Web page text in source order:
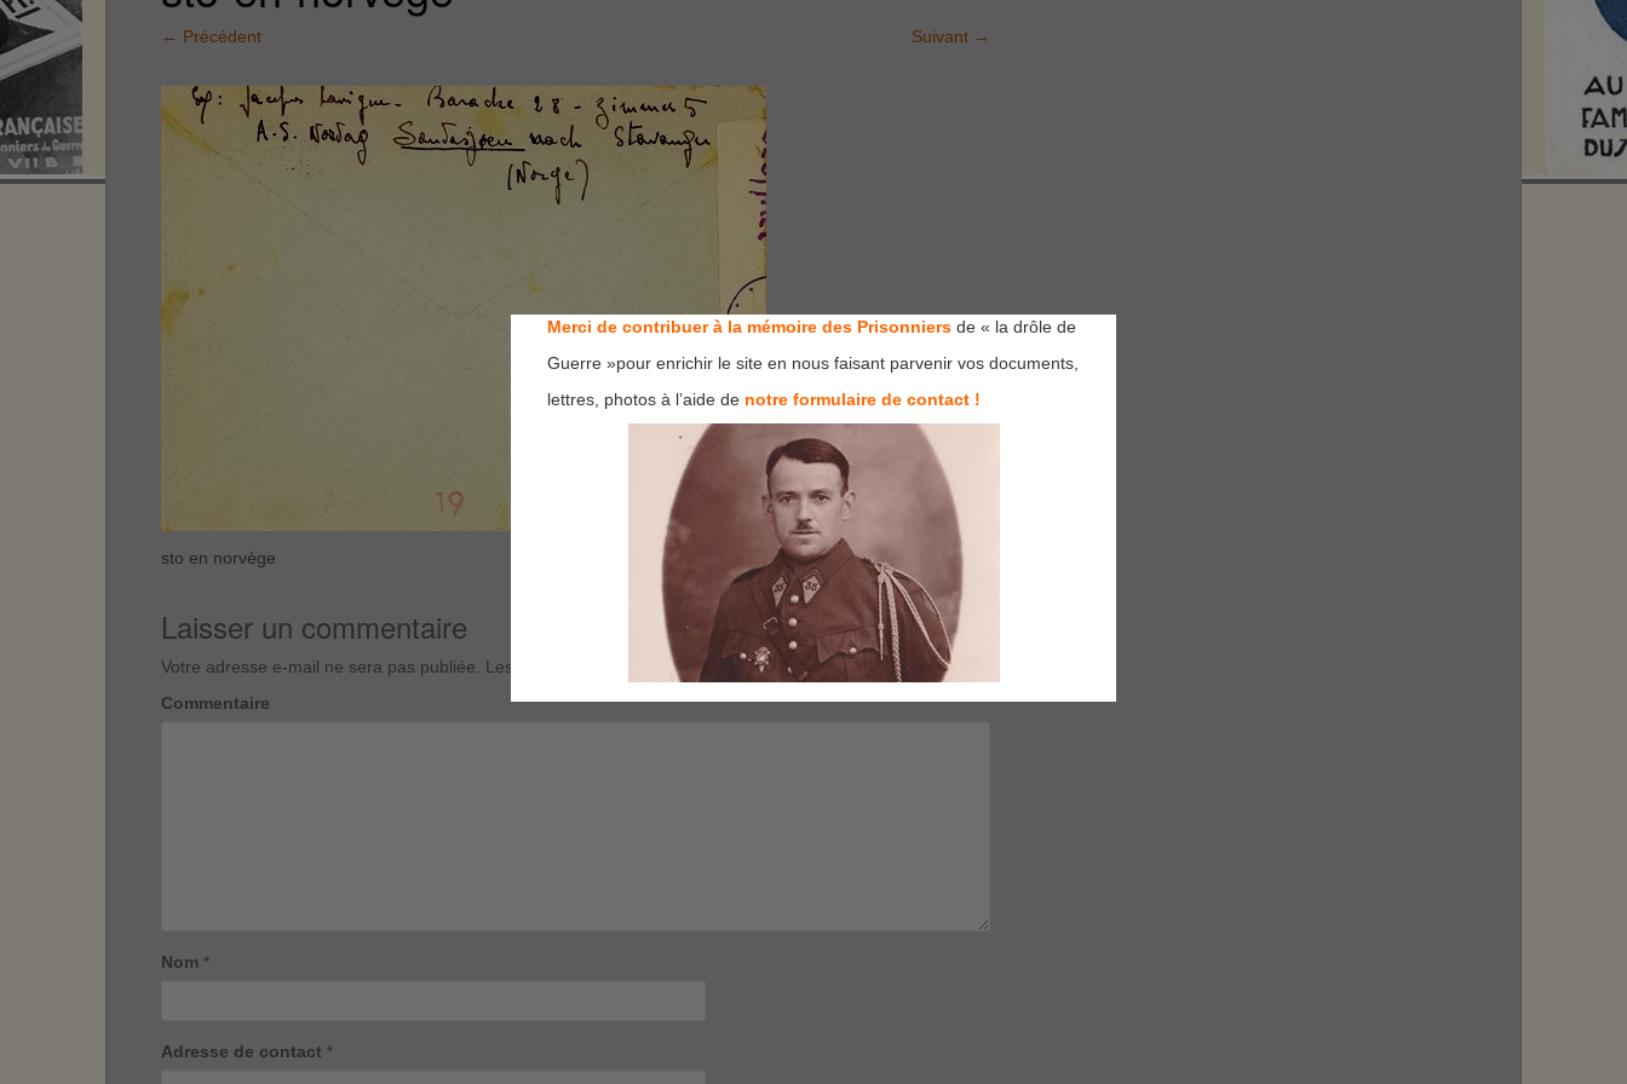
← Précédent Suivant →
sto en norvège
Laisser un commentaire
Votre adresse e-mail ne sera pas publiée. Les champs obligatoires sont indiqués avec*
Commentaire
Nom *
Adresse de contact *
Merci de contribuer à la mémoire des Prisonniers de « la drôle de
Guerre »pour enrichir le site en nous faisant parvenir vos documents,
lettres, photos à l’aide de notre formulaire de contact !